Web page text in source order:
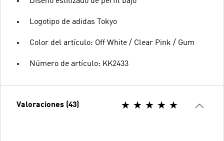
Logotipo de adidas Tokyo
Color del artículo: Off White / Clear Pink / Gum
Número de artículo: KK2433
Valoraciones (43)